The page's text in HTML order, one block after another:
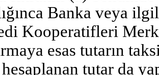
Banka veya
Kooperatifleri
esas tutarın
tutar da